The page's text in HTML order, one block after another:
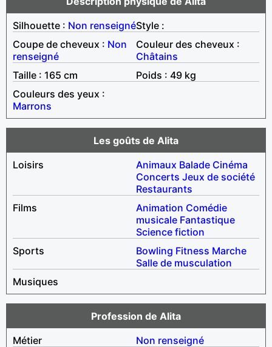
Silhouette : Non renseignéStyle :
Coupe de cheveux : Non
renseigné
Couleur des cheveux :
Châtains
Taille : 165 cm
Poids : 49 kg
Couleurs des yeux :
Marrons
Les goûts de Alita
Loisirs
Animaux Balade Cinéma
Concerts Jeux de société
Restaurants
Films
Animation Comédie
musicale Fantastique
Science fiction
Sports
Bowling Fitness Marche
Salle de musculation
Musiques
Profession de Alita
Métier
Non renseigné